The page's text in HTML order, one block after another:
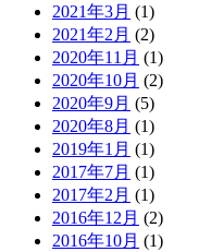
2021年3月 (1)
2021年2月 (2)
2020年11月 (1)
2020年10月 (2)
2020年9月 (5)
2020年8月 (1)
2019年1月 (1)
2017年7月 (1)
2017年2月 (1)
2016年12月 (2)
2016年10月 (1)